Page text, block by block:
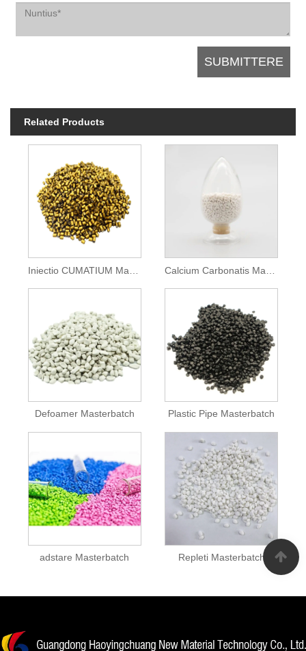
Related Products
Defoamer Masterbatch Plastic Pipe Masterbatch
adstare Masterbatch Repleti Masterbatch